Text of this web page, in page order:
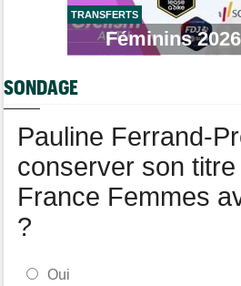
Tour de Pologne
Jan Christen : "J'ai dû me retenir pour
Kasia Niewiadoma fait coup double sur
Joao Almeida a abandonné après une
TRANSFERTS
Féminins
SONDAGE
Pauline Ferrand-
conserver son
France Femmes
?
Oui